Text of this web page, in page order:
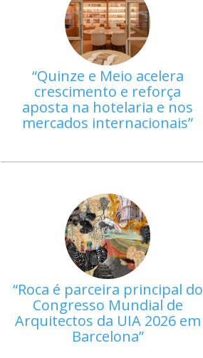
Quinze e Meio acelera
crescimento e reforça
aposta na hotelaria e nos
mercados internacionais
Roca é parceira principal do
Congresso Mundial de
Arquitectos da UIA 2026 em
Barcelona